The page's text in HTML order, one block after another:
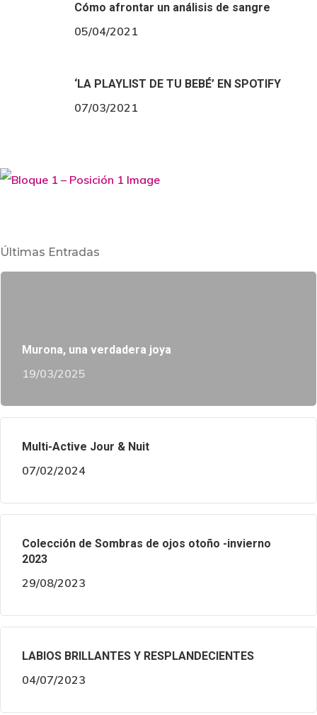
Cómo afrontar un análisis de sangre
05/04/2021
‘LA PLAYLIST DE TU BEBÉ’ EN SPOTIFY
07/03/2021
Últimas Entradas
Murona, una verdadera joya
19/03/2025
Multi-Active Jour & Nuit
07/02/2024
Colección de Sombras de ojos otoño -invierno
2023
29/08/2023
LABIOS BRILLANTES Y RESPLANDECIENTES
04/07/2023